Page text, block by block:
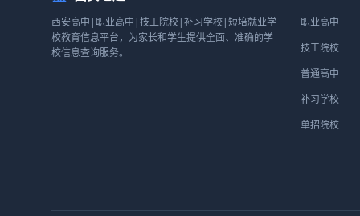
西安高中|职业高中|技工院校|补习学校|短培就业学
校教育信息平台，为家长和学生提供全面、准确的学
校信息查询服务。
职业高中
技工院校
普通高中
补习学校
单招院校